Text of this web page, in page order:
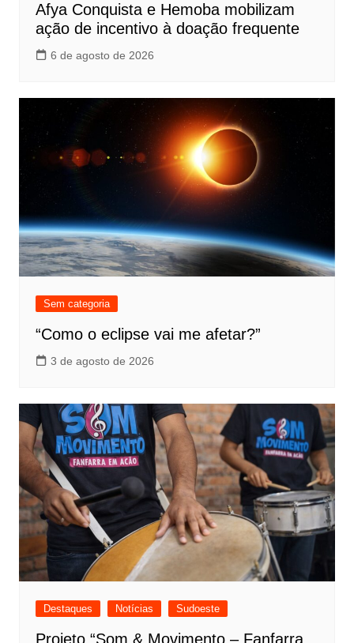
Afya Conquista e Hemoba mobilizam
ação de incentivo à doação frequente
6 de agosto de 2026
Sem categoria
“Como o eclipse vai me afetar?”
3 de agosto de 2026
Destaques Notícias Sudoeste
Projeto “Som & Movimento – Fanfarra